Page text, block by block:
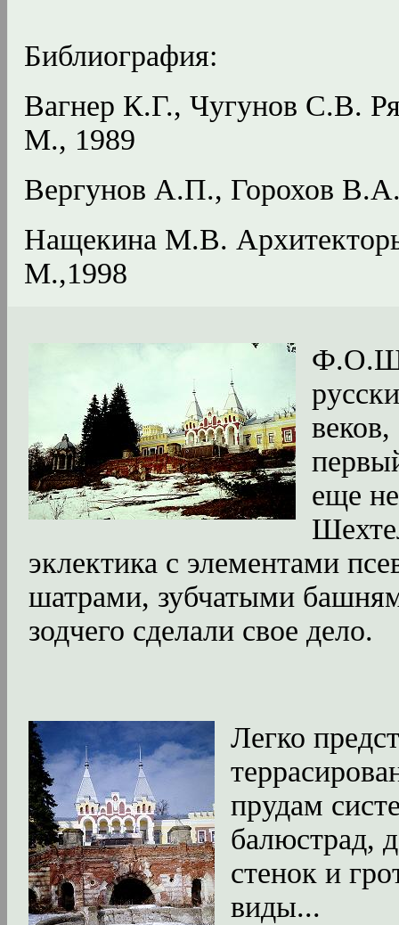
Библиография:
Вагнер К.Г., Чугунов С.В.
М., 1989
Вергунов А.П., Горохов
Нащекина М.В.
М.,1998
еще
эклектика с элементами
шатрами, зубчатыми
зодчего сделали свое дело.
Легко
прудам
балюстрад,
стенок и
виды...